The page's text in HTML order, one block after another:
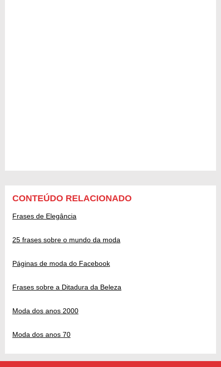
CONTEÚDO RELACIONADO
Frases de Elegância
25 frases sobre o mundo da moda
Páginas de moda do Facebook
Frases sobre a Ditadura da Beleza
Moda dos anos 2000
Moda dos anos 70